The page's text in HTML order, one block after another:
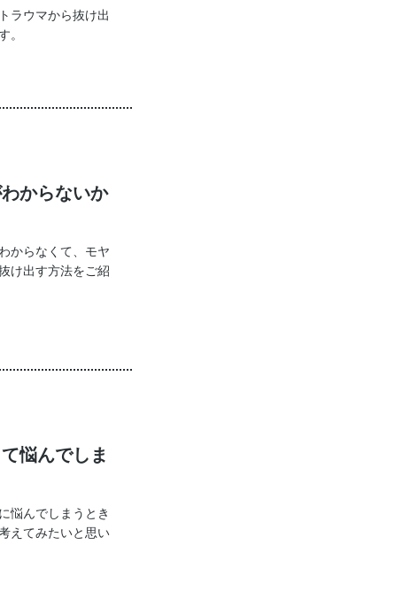
ラウマから抜け出
。
からないか
からなくて、モヤ
け出す方法をご紹
悩んでしま
悩んでしまうとき
えてみたいと思い